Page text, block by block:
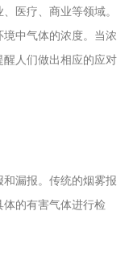
医疗、商业等领域。
中气体的浓度。当浓
人们做出相应的应对
漏报。传统的烟雾报
的有害气体进行检